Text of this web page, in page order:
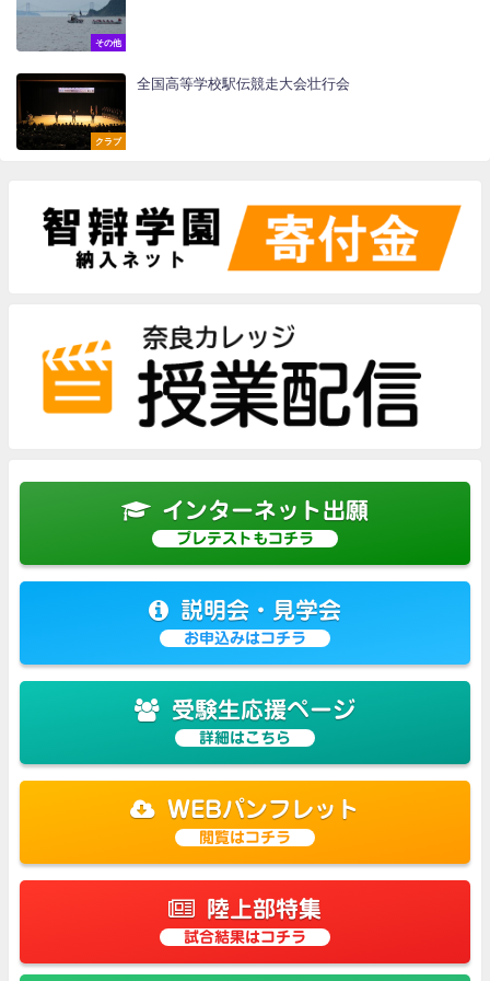
その他
クラブ
全国高等学校駅伝競走大会壮行会
インターネット出願
プレテストもコチラ
説明会・見学会
お申込みはコチラ
受験生応援ページ
詳細はこちら
WEBパンフレット
閲覧はコチラ
陸上部特集
試合結果はコチラ